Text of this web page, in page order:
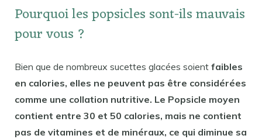
Pourquoi les popsicles sont-ils mauvais
pour vous ?
Bien que de nombreux sucettes glacées soient faibles
en calories, elles ne peuvent pas être considérées
comme une collation nutritive. Le Popsicle moyen
contient entre 30 et 50 calories, mais ne contient
pas de vitamines et de minéraux, ce qui diminue sa